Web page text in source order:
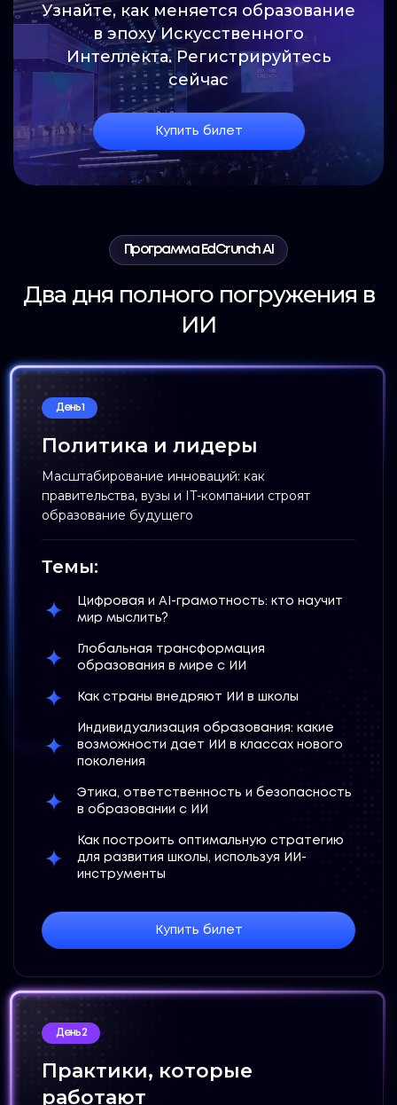
Узнайте, как меняется образование
в эпоху Искусственного
Интеллекта. Регистрируйтесь
сейчас
Купить билет
Программа EdCrunch AI
Два дня полного погружения в
ИИ
День 1
Политика и лидеры
Масштабирование инноваций: как
правительства, вузы и IT-компании строят
образование будущего
Темы:
Цифровая и AI-грамотность: кто научит
мир мыслить?
Глобальная трансформация
образования в мире с ИИ
Как страны внедряют ИИ в школы
Индивидуализация образования: какие
возможности дает ИИ в классах нового
поколения
Этика, ответственность и безопасность
в образовании с ИИ
Как построить оптимальную стратегию
для развития школы, используя ИИ-
инструменты
Купить билет
День 2
Практики, которые
работают